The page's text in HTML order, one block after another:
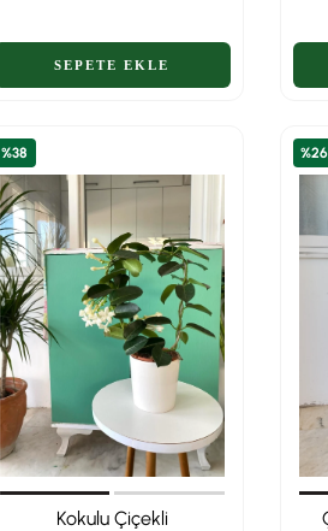
Kokulu Çiçekli
%38 %26